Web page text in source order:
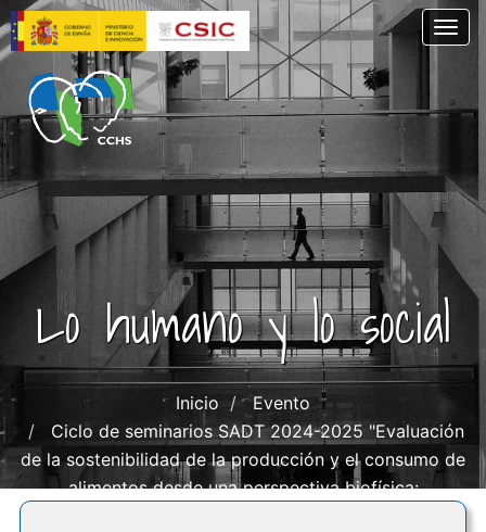
Pasar
al
contenido
principal
Lo humano y lo social
Inicio
Evento
Ciclo de seminarios SADT 2024-2025 "Evaluación
de la sostenibilidad de la producción y el consumo de
alimentos desde una perspectiva biofísica:
reconstruyendo el pasado, comprendiendo el presente